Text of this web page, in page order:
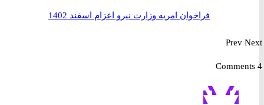
فراخوان امریه وزارت نیرو اعزام اسفند 1402
Prev